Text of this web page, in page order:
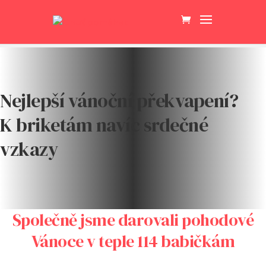
Nejlepší vánoční překvapení?
K briketám navíc srdečné
vzkazy
Společně jsme darovali pohodové
Vánoce v teple 114 babičkám